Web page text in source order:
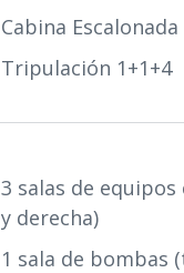
Cabina Escalonada
Tripulación 1+1+4
3 salas de
y derecha)
1 sala de bombas